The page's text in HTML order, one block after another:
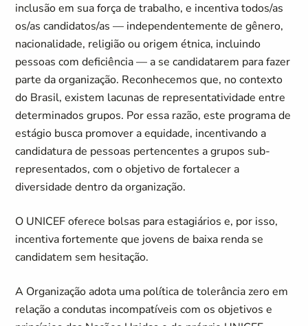
inclusão em sua força de trabalho, e incentiva todos/as
os/as candidatos/as — independentemente de gênero,
nacionalidade, religião ou origem étnica, incluindo
pessoas com deficiência — a se candidatarem para fazer
parte da organização. Reconhecemos que, no contexto
do Brasil, existem lacunas de representatividade entre
determinados grupos. Por essa razão, este programa de
estágio busca promover a equidade, incentivando a
candidatura de pessoas pertencentes a grupos sub-
representados, com o objetivo de fortalecer a
diversidade dentro da organização.
O UNICEF oferece bolsas para estagiários e, por isso,
incentiva fortemente que jovens de baixa renda se
candidatem sem hesitação.
A Organização adota uma política de tolerância zero em
relação a condutas incompatíveis com os objetivos e